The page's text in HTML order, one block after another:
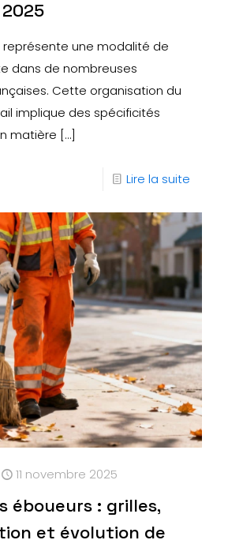
représente une modalité de
dans de nombreuses
Cette organisation du
implique des spécificités
matière […]
Lire la suite
11 novembre 2025
éboueurs : grilles,
et évolution de